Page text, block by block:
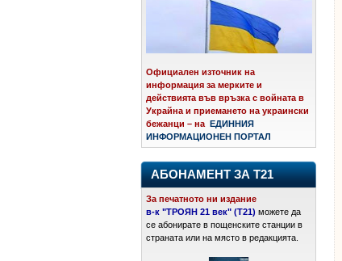
Официален източник на
информация за мерките и
действията във връзка с войната в
Украйна и приемането на украински
бежанци – на
ЕДИННИЯ
ИНФОРМАЦИОНЕН ПОРТАЛ
АБОНАМЕНТ ЗА Т21
За печатното ни издание
в-к "ТРОЯН 21 век" (Т21) можете да
се абонирате в пощенските станции в
страната или на място в редакцията.